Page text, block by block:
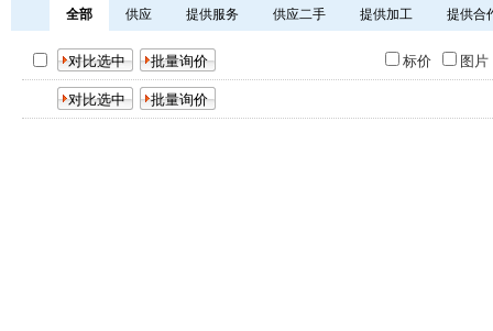
全部 供应 提供服务 供应二手 提供加工 提供合
标价 图